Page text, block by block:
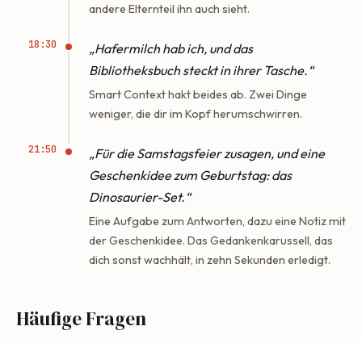
andere Elternteil ihn auch sieht.
18:30
„Hafermilch hab ich, und das
Bibliotheksbuch steckt in ihrer Tasche.“
Smart Context hakt beides ab. Zwei Dinge
weniger, die dir im Kopf herumschwirren.
21:50
„Für die Samstagsfeier zusagen, und eine
Geschenkidee zum Geburtstag: das
Dinosaurier-Set.“
Eine Aufgabe zum Antworten, dazu eine Notiz mit
der Geschenkidee. Das Gedankenkarussell, das
dich sonst wachhält, in zehn Sekunden erledigt.
Häufige Fragen